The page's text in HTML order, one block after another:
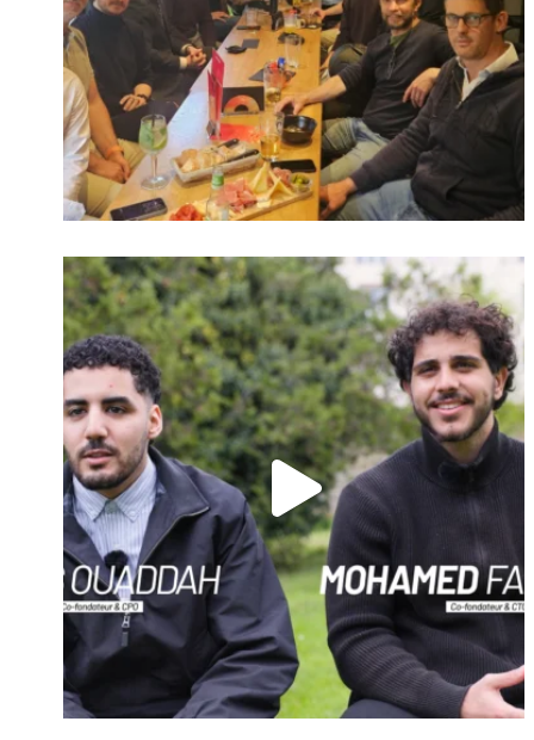
Charger plus Suivre sur Instagram
Identifiant oublié ?
Mot de passe
oublié ?